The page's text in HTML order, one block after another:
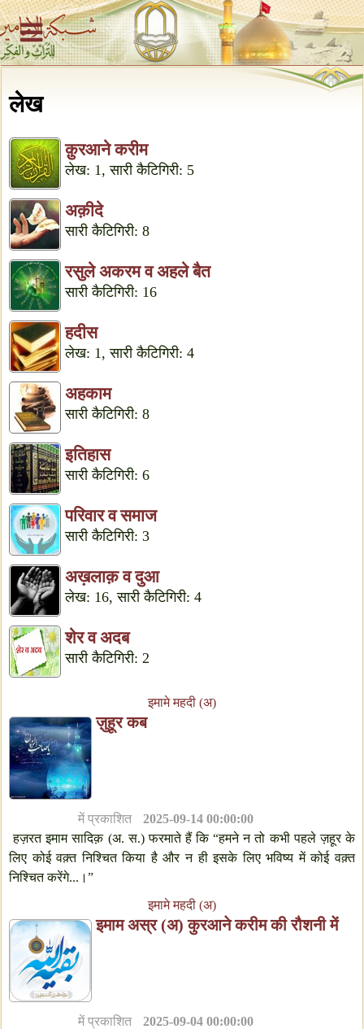
लेख
क़ुरआने करीम
लेख: 1, सारी कैटिगिरी: 5
अक़ीदे
सारी कैटिगिरी: 8
रसुले अकरम व अहले बैत
सारी कैटिगिरी: 16
हदीस
लेख: 1, सारी कैटिगिरी: 4
अहकाम
सारी कैटिगिरी: 8
इतिहास
सारी कैटिगिरी: 6
परिवार व समाज
सारी कैटिगिरी: 3
अख़लाक़ व दुआ
लेख: 16, सारी कैटिगिरी: 4
शेर व अदब
सारी कैटिगिरी: 2
इमामे महदी (अ)
ज़ुहूर कब
में प्रकाशित
2025-09-14 00:00:00
हज़रत इमाम सादिक़ (अ. स.) फरमाते हैं कि “हमने न तो कभी पहले ज़हूर के
लिए कोई वक़्त निश्चित किया है और न ही इसके लिए भविष्य में कोई वक़्त
निश्चित करेंगे...।”
इमामे महदी (अ)
इमाम अस्र (अ) कुरआने करीम की रौशनी में
में प्रकाशित
2025-09-04 00:00:00